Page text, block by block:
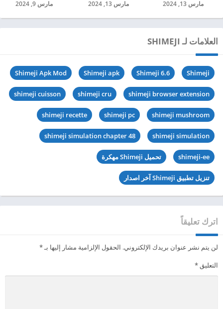
مارس 13, 2024
مارس 13, 2024
مارس 9, 2024
العلامات لـ SHIMEJI
Shimeji
Shimeji 6.6
Shimeji apk
Shimeji Apk Mod
shimeji browser extension
shimeji cru
shimeji cuisson
shimeji mushroom
shimeji pc
shimeji recette
shimeji simulation
shimeji simulation chapter 48
shimeji-ee تحميل Shimeji مهكرة
تنزيل تطبيق Shimeji آخر اصدار
اترك تعليقاً
لن يتم نشر عنوان بريدك الإلكتروني. الحقول الإلزامية مشار إليها بـ*
التعليق*